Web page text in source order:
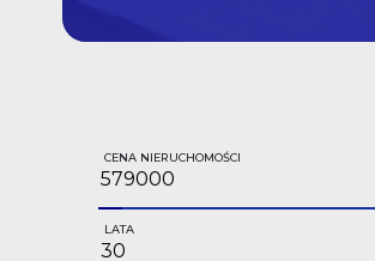
CENA NIERUCHOMOŚCI
LATA